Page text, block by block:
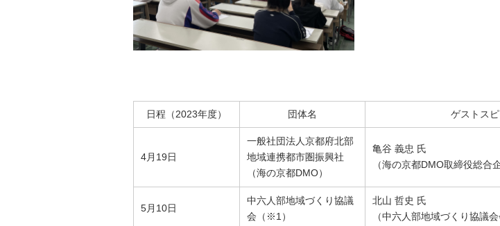
日程（2023年度） 団体名 ゲストス
4月19日
一般社団法人京都府北部
地域連携都市圏振興社
（海の京都DMO）
亀谷 義忠 氏
（海の京都DMO取締役総合
5月10日
中六人部地域づくり協議
会（※1）
北山 哲史 氏
（中六人部地域づくり協議会